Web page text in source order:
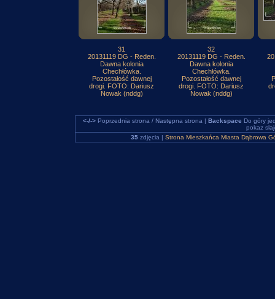
31
20131119 DG - Reden.
Dawna kolonia
Chechłówka.
Pozostałość dawnej
drogi. FOTO: Dariusz
Nowak (nddg)
32
20131119 DG - Reden.
Dawna kolonia
Chechłówka.
Pozostałość dawnej
drogi. FOTO: Dariusz
Nowak (nddg)
<-/->Poprzednia strona / Następna strona | Backspace Do góry
pokaz
35zdjęcia | Strona Mieszkańca Miasta Dąbrowa